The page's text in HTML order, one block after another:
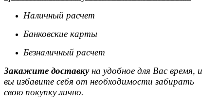
Наличный расчет
Банковские карты
Безналичный расчет
Закажите доставкуна удобное для Вас время, и
вы избавите себя от необходимости забирать
свою покупку лично.